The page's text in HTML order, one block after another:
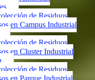
de Residuos
en Campus Industrial
de Residuos
en Cluster Industrial
de Residuos
en Parque Industrial